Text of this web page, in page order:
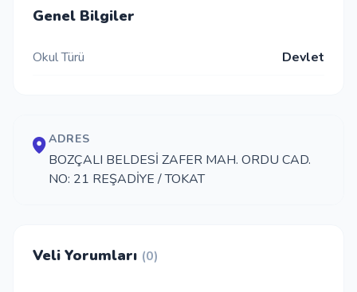
Okul Ekle
Genel Bilgiler
Okul Türü Devlet
ADRES
BOZÇALI BELDESİ ZAFER MAH. ORDU CAD.
NO: 21 REŞADİYE / TOKAT
Veli Yorumları (0)